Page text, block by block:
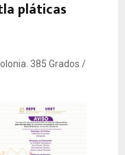
pláticas
385 Grados /